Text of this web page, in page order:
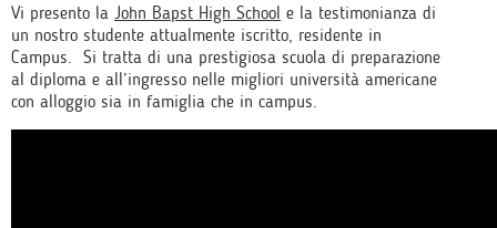
Vi presento la John Bapst High School e la testimonianza di
un nostro studente attualmente iscritto, residente in
Campus. Si tratta di una prestigiosa scuola di preparazione
al diploma e all’ingresso nelle migliori università americane
con alloggio sia in famiglia che in campus.